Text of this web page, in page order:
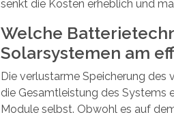
senkt die Kosten erheblich und
Welche
Solarsystemen am
Die verlustarme Speicherung des
die Gesamtleistung des Systems
Module selbst. Obwohl es auf